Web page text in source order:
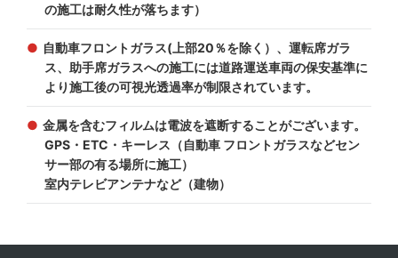
の施工は耐久性が落ちます）
自動車フロントガラス(上部20％を除く）、運転席ガラ
ス、助手席ガラスへの施工には道路運送車両の保安基準に
より施工後の可視光透過率が制限されています。
金属を含むフィルムは電波を遮断することがございます。
GPS・ETC・キーレス（自動車 フロントガラスなどセン
サー部の有る場所に施工）
室内テレビアンテナなど（建物）